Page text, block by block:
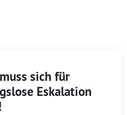
sich für
Eskalation